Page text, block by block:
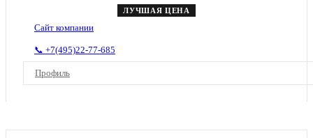
ЛУЧШАЯ ЦЕНА
Сайт компании
📞 +7(495)22-77-685
Профиль